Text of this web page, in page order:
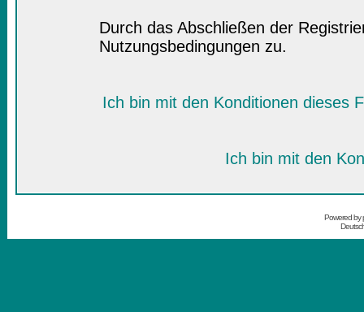
Durch das Abschließen der
Nutzungsbedingungen zu.
Ich bin mit den Konditionen dieses
Ich bin mit den
Powered by